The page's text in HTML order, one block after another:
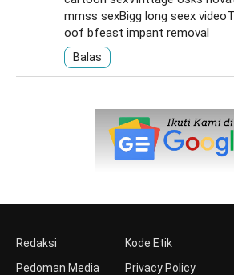
mmss sexBigg long seex
oof bfeast impant removal
Balas
Redaksi
Pedoman Media
Kode Etik
Privacy Policy